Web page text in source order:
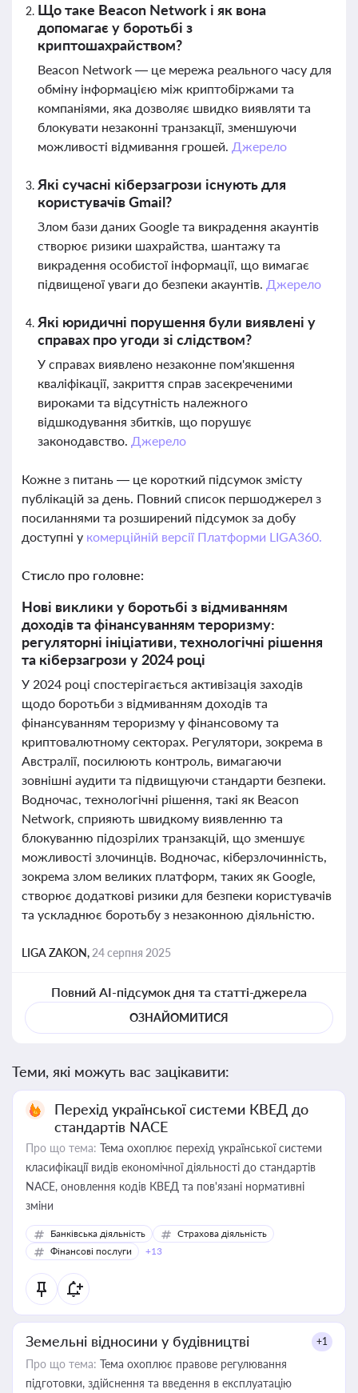
Що таке Beacon Network і як вона
допомагає у боротьбі з
криптошахрайством?
Beacon Network — це мережа реального часу для
обміну інформацією між криптобіржами та
компаніями, яка дозволяє швидко виявляти та
блокувати незаконні транзакції, зменшуючи
можливості відмивання грошей. Джерело
Які сучасні кіберзагрози існують для
користувачів Gmail?
Злом бази даних Google та викрадення акаунтів
створює ризики шахрайства, шантажу та
викрадення особистої інформації, що вимагає
підвищеної уваги до безпеки акаунтів. Джерело
Які юридичні порушення були виявлені у
справах про угоди зі слідством?
У справах виявлено незаконне пом'якшення
кваліфікації, закриття справ засекреченими
вироками та відсутність належного
відшкодування збитків, що порушує
законодавство. Джерело
Кожне з питань — це короткий підсумок змісту
публікацій за день. Повний список першоджерел з
посиланнями та розширений підсумок за добу
доступні у комерційній версії Платформи LIGA360.
Стисло про головне:
Нові виклики у боротьбі з відмиванням
доходів та фінансуванням тероризму:
регуляторні ініціативи, технологічні рішення
та кіберзагрози у 2024 році
У 2024 році спостерігається активізація заходів
щодо боротьби з відмиванням доходів та
фінансуванням тероризму у фінансовому та
криптовалютному секторах. Регулятори, зокрема в
Австралії, посилюють контроль, вимагаючи
зовнішні аудити та підвищуючи стандарти безпеки.
Водночас, технологічні рішення, такі як Beacon
Network, сприяють швидкому виявленню та
блокуванню підозрілих транзакцій, що зменшує
можливості злочинців. Водночас, кіберзлочинність,
зокрема злом великих платформ, таких як Google,
створює додаткові ризики для безпеки користувачів
та ускладнює боротьбу з незаконною діяльністю.
LIGA ZAKON, 24 серпня 2025
Повний AI-підсумок дня та статті-джерела
ОЗНАЙОМИТИСЯ
Теми, які можуть вас зацікавити:
Перехід української системи КВЕД до
стандартів NACE
Про що тема: Тема охоплює перехід української системи
класифікації видів економічної діяльності до стандартів
NACE, оновлення кодів КВЕД та пов'язані нормативні
зміни
Банківська діяльність
Страхова діяльність
Фінансові послуги
+13
Земельні відносини у будівництві +1
Про що тема: Тема охоплює правове регулювання
підготовки, здійснення та введення в експлуатацію